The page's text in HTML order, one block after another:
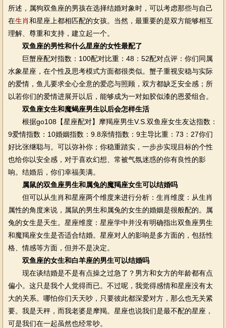
所述，属狗双鱼座的男孩在选择结婚对象时，可以考虑那些与自己
在生肖和星座上都相匹配的女孩。当然，最重要的是双方能够相互
理解、尊重和支持，建立起一个。
双鱼座的男性和什么星座的女性最配了
巨蟹座配对指数：100配对比重：48：52配对点评：你们同属
水象星座，在个性及思考模式方面都很类似。蟹子重视安稳与实际
的爱情，鱼儿要求全心全意的爱恋与照顾，双方都缺乏安全感；所
以若你们的爱情进展开以后，能够成为一对如胶似漆的恩爱组合。
双鱼座女生和魔蝎座男生以后会怎样生活
根据go108【星座配对】摩羯座男生V.S.双鱼座女生友达指数：
9爱情指数：10婚姻指数：9.8亲情指数：9主导比重：73：27你们
好比张继聪与。可以弥补你；你稳重踏实，一步步实现目标的个性
也给你以安全感，对于喜欢幻想、常被气氛迷惑的你有良性的影
响。结婚后，你们幸福美满。
属鼠的双鱼座男生和属兔的魔羯座女生可以结婚吗
但可以从生肖和星座两个维度来进行分析：生肖维度：从生肖
属性的角度来说，属鼠的男生和属兔的女生的婚姻是很般配的。属
兔的女生是天生。星座维度：星座学中并没有明确指出双鱼座男生
和魔羯座女生是否适合结婚。星座对人的影响是多方面的，包括性
格、情感等方面，但并不是决定。
双鱼座的女生和白羊座的男生可以结婚吗
现在谈结婚是不是有点操之过急了？男方和女方的年龄都有点
偏小。这只是我个人觉得而已。不过呢，我觉得感情和星座没有太
大的关系。哪怕你们天天吵，只要彼此都深爱对方，那么也无关紧
要。我是天秤，而我老婆是摩羯。星座也说我们是最不配的星座，
可是我们在一起虽然也经常吵。